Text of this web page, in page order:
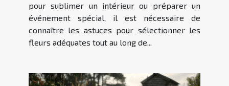
pour sublimer un intérieur ou préparer un
événement spécial, il est nécessaire de
connaître les astuces pour sélectionner les
fleurs adéquates tout au long de...